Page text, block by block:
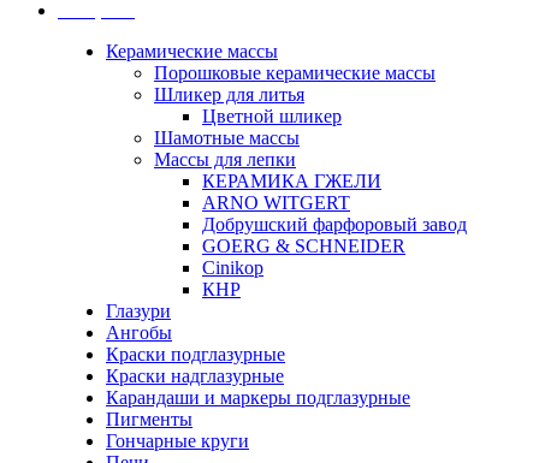
Керамические массы
Порошковые керамические массы
Шликер для литья
Цветной шликер
Шамотные массы
Массы для лепки
КЕРАМИКА ГЖЕЛИ
ARNO WITGERT
Добрушский фарфоровый завод
GOERG & SCHNEIDER
Cinikop
КНР
Глазури
Ангобы
Краски подглазурные
Краски надглазурные
Карандаши и маркеры подглазурные
Пигменты
Гончарные круги